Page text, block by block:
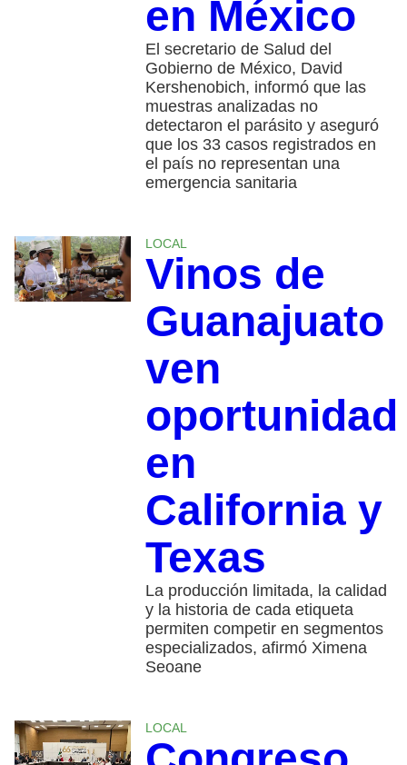
en México
El secretario de Salud del
Gobierno de México, David
Kershenobich, informó que las
muestras analizadas no
detectaron el parásito y aseguró
que los 33 casos registrados en
el país no representan una
emergencia sanitaria
LOCAL
Vinos de
Guanajuato
ven
oportunidad
en
California y
Texas
La producción limitada, la calidad
y la historia de cada etiqueta
permiten competir en segmentos
especializados, afirmó Ximena
Seoane
LOCAL